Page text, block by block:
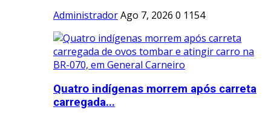
AdministradorAgo 7, 2026 0 1154
Quatro indígenas morrem após carreta
carregada...